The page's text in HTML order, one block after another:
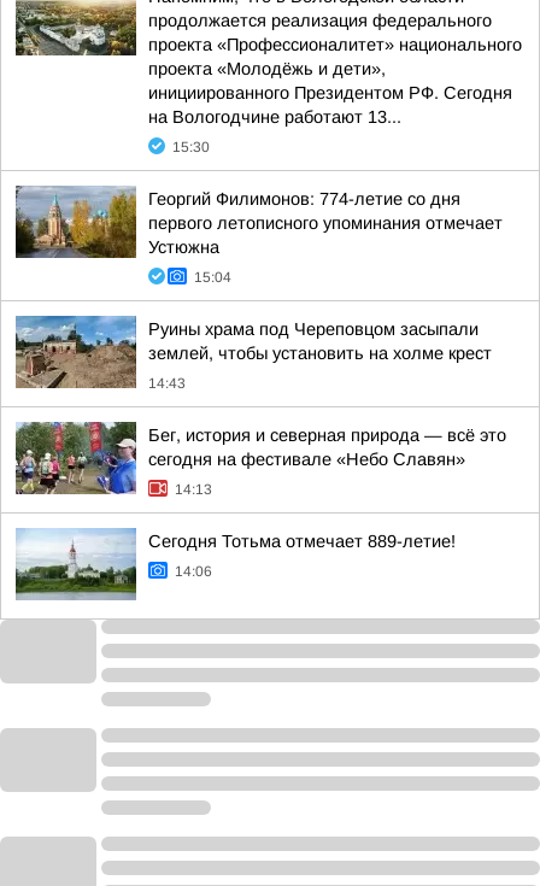
продолжается реализация федерального
проекта «Профессионалитет» национального
проекта «Молодёжь и дети»,
инициированного Президентом РФ. Сегодня
на Вологодчине работают 13...
15:30
Георгий Филимонов: 774-летие со дня
первого летописного упоминания отмечает
Устюжна
15:04
Руины храма под Череповцом засыпали
землей, чтобы установить на холме крест
14:43
Бег, история и северная природа — всё это
сегодня на фестивале «Небо Славян»
14:13
Сегодня Тотьма отмечает 889-летие!
14:06